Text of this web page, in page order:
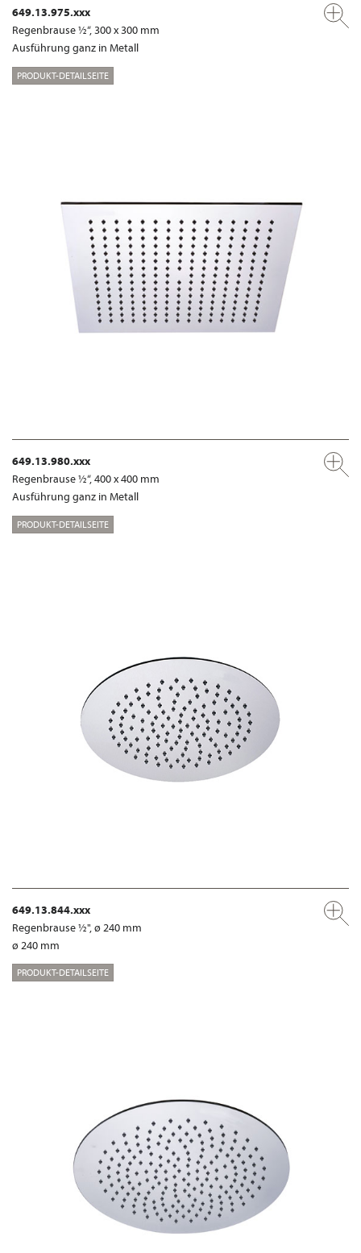
649.13.975.xxx
Regenbrause ½“, 300 x 300 mm
Ausführung ganz in Metall
PRODUKT-DETAILSEITE
649.13.980.xxx
Regenbrause ½“, 400 x 400 mm
Ausführung ganz in Metall
PRODUKT-DETAILSEITE
649.13.844.xxx
Regenbrause ½", ø 240 mm
ø 240 mm
PRODUKT-DETAILSEITE